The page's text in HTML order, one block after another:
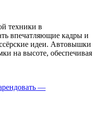
техники в
впечатляющие кадры и
идеи. Автовышки
на высоте, обеспечивая
—